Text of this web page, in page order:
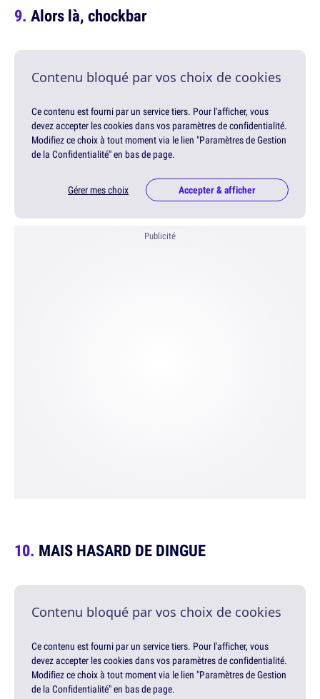
Alors là, chockbar
Contenu bloqué par vos choix de cookies
Ce contenu est fourni par un service tiers. Pour l'afficher, vous
devez accepter les cookies dans vos paramètres de confidentialité.
Modifiez ce choix à tout moment via le lien "Paramètres de Gestion
de la Confidentialité" en bas de page.
Gérer mes choix Accepter & afficher
Publicité
MAIS HASARD DE DINGUE
Contenu bloqué par vos choix de cookies
Ce contenu est fourni par un service tiers. Pour l'afficher, vous
devez accepter les cookies dans vos paramètres de confidentialité.
Modifiez ce choix à tout moment via le lien "Paramètres de Gestion
de la Confidentialité" en bas de page.